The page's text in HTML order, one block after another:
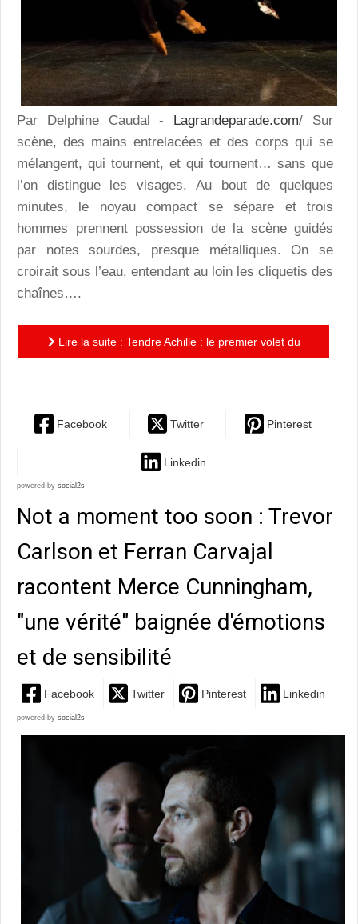
Par Delphine Caudal - Lagrandeparade.com/ Sur
scène, des mains entrelacées et des corps qui se
mélangent, qui tournent, et qui tournent… sans que
l’on distingue les visages. Au bout de quelques
minutes, le noyau compact se sépare et trois
hommes prennent possession de la scène guidés
par notes sourdes, presque métalliques. On se
croirait sous l’eau, entendant au loin les cliquetis des
chaînes….
Lire la suite : Tendre Achille : le premier volet du
Facebook Twitter Pinterest
Linkedin
powered by social2s
Not a moment too soon : Trevor
Carlson et Ferran Carvajal
racontent Merce Cunningham,
"une vérité" baignée d'émotions
et de sensibilité
Facebook Twitter Pinterest Linkedin
powered by social2s